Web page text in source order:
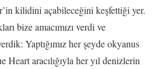
kilidini açabileceğini keşfettiği yer.
bize amacımızı verdi ve
Yaptığımız her şeyde okyanus
Heart aracılığıyla her yıl denizlerin